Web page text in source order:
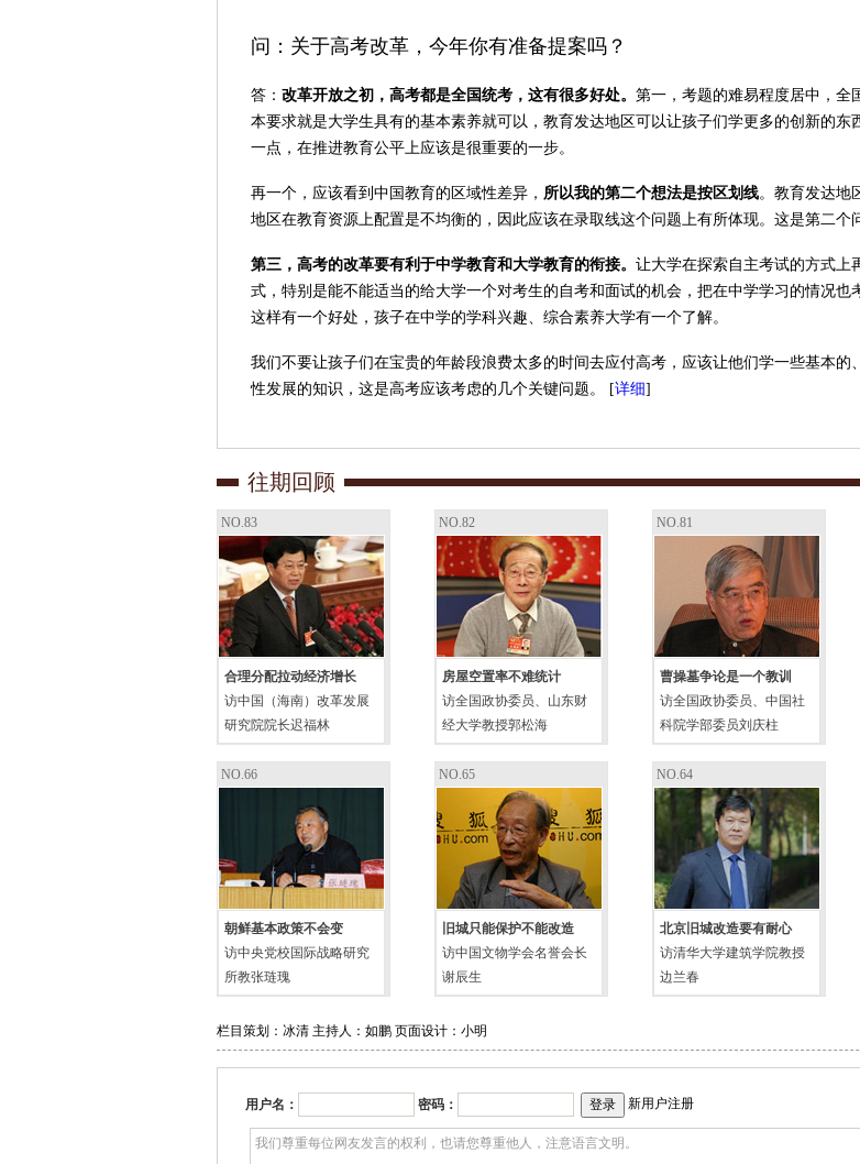
问：关于高考改革，今年你有准备提案吗？
答： 改革开放之初，高考都是全国统考，这有很多好处。 第一，考题的难易程度居中，全
本要求就是大学生具有的基本素养就可以，教育发达地区可以让孩子们学更多的创新的东
一点，在推进教育公平上应该是很重要的一步。
再一个，应该看到中国教育的区域性差异， 所以我的第二个想法是按区划线。教育发达地
地区在教育资源上配置是不均衡的，因此应该在录取线这个问题上有所体现。这是第二个
第三，高考的改革要有利于中学教育和大学教育的衔接。 让大学在探索自主考试的方式上
式，特别是能不能适当的给大学一个对考生的自考和面试的机会，把在中学学习的情况也
这样有一个好处，孩子在中学的学科兴趣、综合素养大学有一个了解。
我们不要让孩子们在宝贵的年龄段浪费太多的时间去应付高考，应该让他们学一些基本的
性发展的知识，这是高考应该考虑的几个关键问题。 [详细]
往期回顾
NO.83
合理分配拉动经济增长
访中国（海南）改革发展
研究院院长迟福林
NO.82
房屋空置率不难统计
访全国政协委员、山东财
经大学教授郭松海
NO.81
曹操墓争论是一个教训
访全国政协委员、中国社
科院学部委员刘庆柱
NO.66
朝鲜基本政策不会变
访中央党校国际战略研究
所教张琏瑰
NO.65
旧城只能保护不能改造
访中国文物学会名誉会长
谢辰生
NO.64
北京旧城改造要有耐心
访清华大学建筑学院教授
边兰春
栏目策划：冰清 主持人：如鹏 页面设计：小明
用户名： 密码： 新用户注册